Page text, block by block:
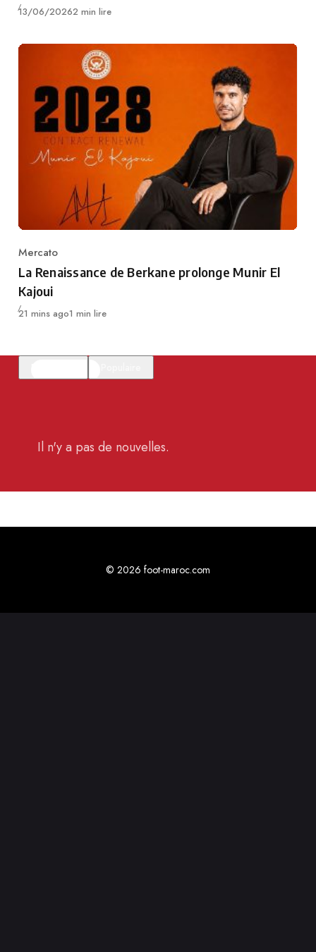
Publié
13/06/20262 min lire
Category
Mercato
La Renaissance de Berkane prolonge Munir El
Kajoui
Publié
21 mins ago1 min lire
Il n'y a pas de nouvelles.
© 2026 foot-maroc.com